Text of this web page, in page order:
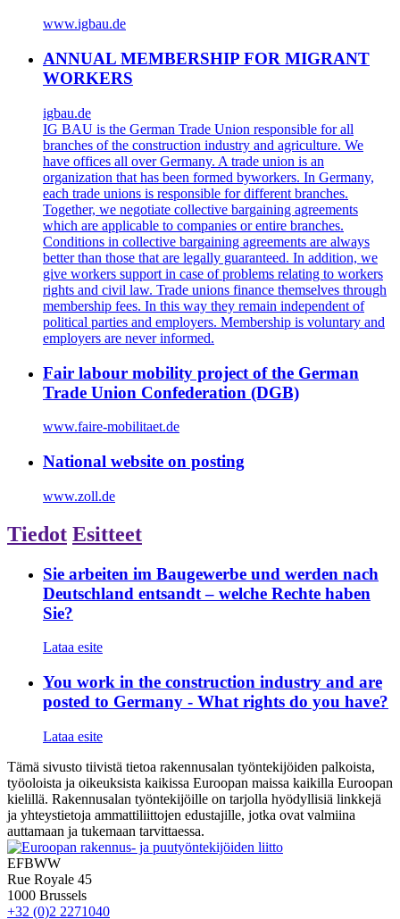
www.igbau.de
ANNUAL MEMBERSHIP FOR MIGRANT
WORKERS
igbau.de
IG BAU is the German Trade Union responsible for all
branches of the construction industry and agriculture. We
have offices all over Germany. A trade union is an
organization that has been formed byworkers. In Germany,
each trade unions is responsible for different branches.
Together, we negotiate collective bargaining agreements
which are applicable to companies or entire branches.
Conditions in collective bargaining agreements are always
better than those that are legally guaranteed. In addition, we
give workers support in case of problems relating to workers
rights and civil law. Trade unions finance themselves through
membership fees. In this way they remain independent of
political parties and employers. Membership is voluntary and
employers are never informed.
Fair labour mobility project of the German
Trade Union Confederation (DGB)
www.faire-mobilitaet.de
National website on posting
www.zoll.de
Tiedot Esitteet
Sie arbeiten im Baugewerbe und werden nach
Deutschland entsandt – welche Rechte haben
Sie?
Lataa esite
You work in the construction industry and are
posted to Germany - What rights do you have?
Lataa esite
Tämä sivusto tiivistä tietoa rakennusalan työntekijöiden palkoista,
työoloista ja oikeuksista kaikissa Euroopan maissa kaikilla Euroopan
kielillä. Rakennusalan työntekijöille on tarjolla hyödyllisiä linkkejä
ja yhteystietoja ammattiliittojen edustajille, jotka ovat valmiina
auttamaan ja tukemaan tarvittaessa.
EFBWW
Rue Royale 45
1000 Brussels
+32 (0)2 2271040